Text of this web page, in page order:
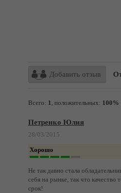
Добавить отзыв
Всего: 1, положительных: 100%
Петренко Юлия
28/03/2015
Хорошо
Не так давно стала
себя на рынке, так что качество
срок!